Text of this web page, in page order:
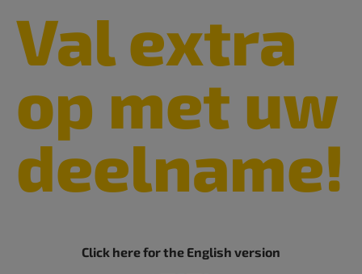
Val extra
op met uw
deelname!
Click here for the English version